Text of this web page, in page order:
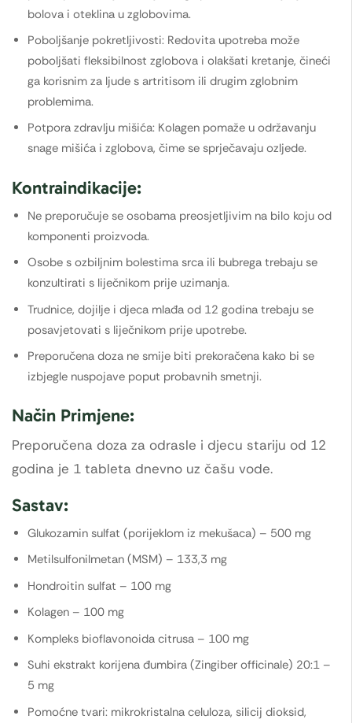
bolova i oteklina u zglobovima.
Poboljšanje pokretljivosti: Redovita upotreba može
poboljšati fleksibilnost zglobova i olakšati kretanje, čineći
ga korisnim za ljude s artritisom ili drugim zglobnim
problemima.
Potpora zdravlju mišića: Kolagen pomaže u održavanju
snage mišića i zglobova, čime se sprječavaju ozljede.
Kontraindikacije:
Ne preporučuje se osobama preosjetljivim na bilo koju od
komponenti proizvoda.
Osobe s ozbiljnim bolestima srca ili bubrega trebaju se
konzultirati s liječnikom prije uzimanja.
Trudnice, dojilje i djeca mlađa od 12 godina trebaju se
posavjetovati s liječnikom prije upotrebe.
Preporučena doza ne smije biti prekoračena kako bi se
izbjegle nuspojave poput probavnih smetnji.
Način Primjene:
Preporučena doza za odrasle i djecu stariju od 12
godina je 1 tableta dnevno uz čašu vode.
Sastav:
Glukozamin sulfat (porijeklom iz mekušaca) – 500 mg
Metilsulfonilmetan (MSM) – 133,3 mg
Hondroitin sulfat – 100 mg
Kolagen – 100 mg
Kompleks bioflavonoida citrusa – 100 mg
Suhi ekstrakt korijena đumbira (Zingiber officinale) 20:1 –
5 mg
Pomoćne tvari: mikrokristalna celuloza, silicij dioksid,